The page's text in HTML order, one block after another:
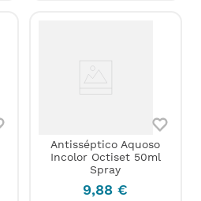
Antisséptico Aquoso
Incolor Octiset 50ml
Spray
9,88 €